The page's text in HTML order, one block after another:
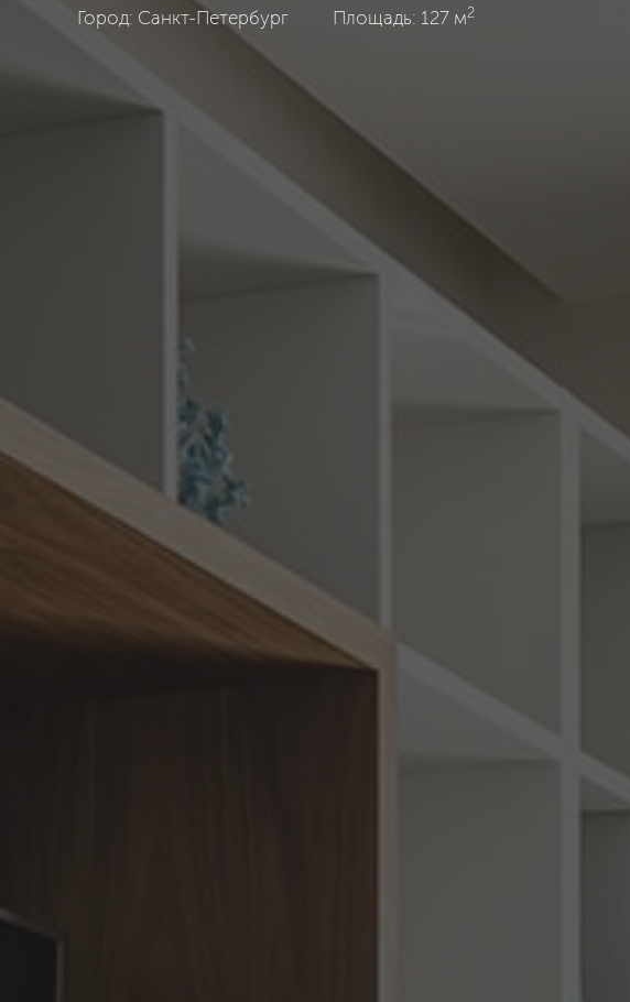
ЖК «Парадный квартал», Санкт-Петербург, Современный, 127
Город: Санкт-Петербург Площадь: 127 м2